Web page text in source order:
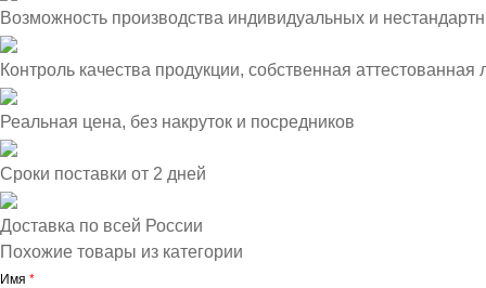
Возможность производства индивидуальных и
Контроль качества продукции, собственная аттестованная
Реальная цена, без накруток и посредников
Сроки поставки от 2 дней
Доставка по всей России
Похожие товары из категории
Имя *